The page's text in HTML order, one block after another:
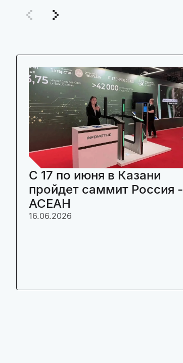
C 17 по июня в Казани
пройдет саммит Россия -
АСЕАН
16.06.2026